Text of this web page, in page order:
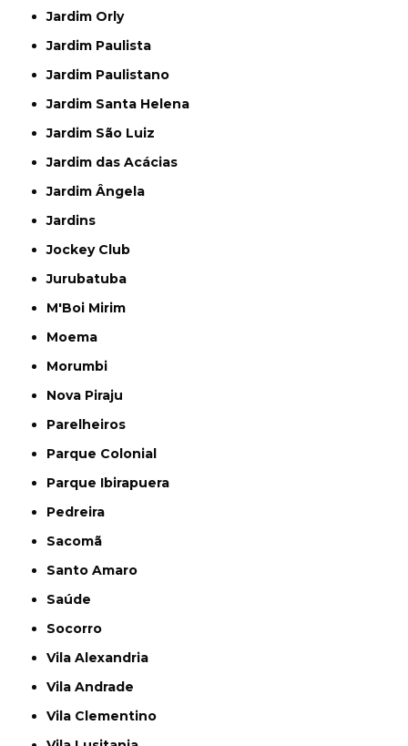
Jardim Orly
Jardim Paulista
Jardim Paulistano
Jardim Santa Helena
Jardim São Luiz
Jardim das Acácias
Jardim Ângela
Jardins
Jockey Club
Jurubatuba
M'Boi Mirim
Moema
Morumbi
Nova Piraju
Parelheiros
Parque Colonial
Parque Ibirapuera
Pedreira
Sacomã
Santo Amaro
Saúde
Socorro
Vila Alexandria
Vila Andrade
Vila Clementino